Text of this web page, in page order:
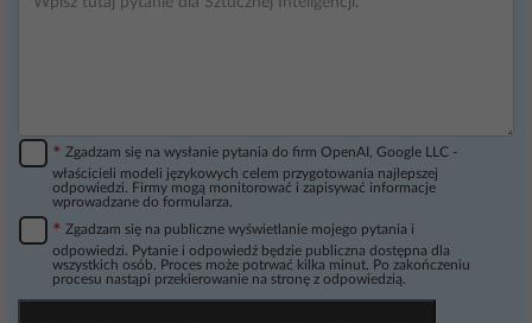
* Zgadzam się na wysłanie pytania do firm OpenAI, Google LLC -
właścicieli modeli językowych celem przygotowania najlepszej
odpowiedzi. Firmy mogą monitorować i zapisywać informacje
wprowadzane do formularza.
* Zgadzam się na publiczne wyświetlanie mojego pytania i
odpowiedzi. Pytanie i odpowiedź będzie publiczna dostępna dla
wszystkich osób. Proces może potrwać kilka minut. Po zakończeniu
procesu nastąpi przekierowanie na stronę z odpowiedzią.